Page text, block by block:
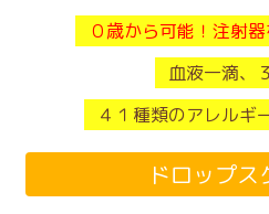
０歳から可能！注射
血液一滴、
４１種類のアレルギ
ドロップス